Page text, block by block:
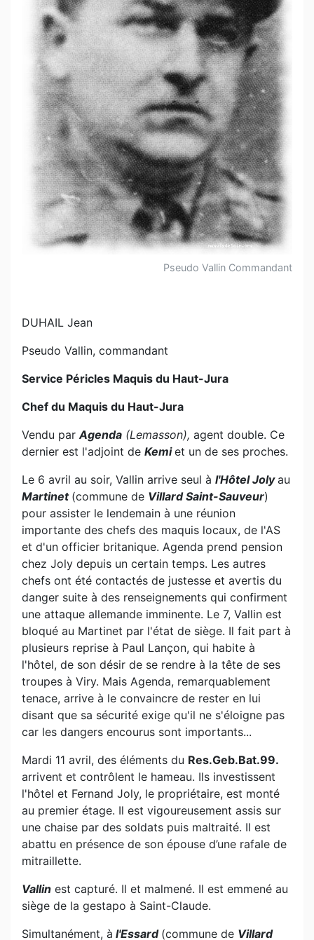
Pseudo Vallin Commandant
DUHAIL Jean
Pseudo Vallin, commandant
Service Péricles Maquis du Haut-Jura
Chef du Maquis du Haut-Jura
Vendu parAgenda (Lemasson), agent double. Ce
dernier est l'adjoint de Kemiet un de ses proches.
Le 6 avril au soir, Vallin arrive seul à l'Hôtel Jolyau
Martinet (commune de Villard Saint-Sauveur)
pour assister le lendemain à une réunion
importante des chefs des maquis locaux, de l'AS
et d'un officier britanique. Agenda prend pension
chez Joly depuis un certain temps. Les autres
chefs ont été contactés de justesse et avertis du
danger suite à des renseignements qui confirment
une attaque allemande imminente. Le 7, Vallin est
bloqué au Martinet par l'état de siège. Il fait part à
plusieurs reprise à Paul Lançon, qui habite à
l'hôtel, de son désir de se rendre à la tête de ses
troupes à Viry. Mais Agenda, remarquablement
tenace, arrive à le convaincre de rester en lui
disant que sa sécurité exige qu'il ne s'éloigne pas
car les dangers encourus sont importants...
Mardi 11 avril, des éléments du Res.Geb.Bat.99.
arrivent et contrôlent le hameau. Ils investissent
l'hôtel et Fernand Joly, le propriétaire, est monté
au premier étage. Il est vigoureusement assis sur
une chaise par des soldats puis maltraité. Il est
abattu en présence de son épouse d’une rafale de
mitraillette.
Vallin est capturé. Il et malmené. Il est emmené au
siège de la gestapo à Saint-Claude.
Simultanément, à l'Essard (commune de Villard